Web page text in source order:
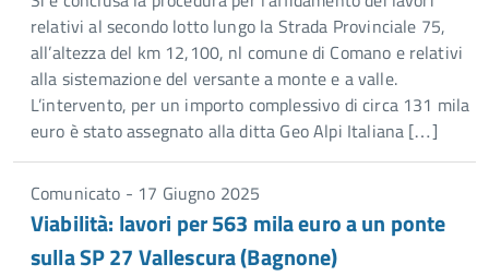
relativi al secondo lotto lungo la Strada Provinciale 75,
all’altezza del km 12,100, nl comune di Comano e relativi
alla sistemazione del versante a monte e a valle.
L’intervento, per un importo complessivo di circa 131 mila
euro è stato assegnato alla ditta Geo Alpi Italiana […]
Comunicato - 17 Giugno 2025
Viabilità: lavori per 563 mila euro a un ponte
sulla SP 27 Vallescura (Bagnone)